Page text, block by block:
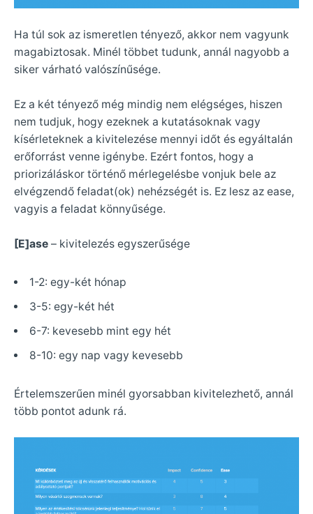
Ha túl sok az ismeretlen tényező, akkor nem vagyunk
magabiztosak. Minél többet tudunk, annál nagyobb a
siker várható valószínűsége.
Ez a két tényező még mindig nem elégséges, hiszen
nem tudjuk, hogy ezeknek a kutatásoknak vagy
kísérleteknek a kivitelezése mennyi időt és egyáltalán
erőforrást venne igénybe. Ezért fontos, hogy a
priorizáláskor történő mérlegelésbe vonjuk bele az
elvégzendő feladat(ok) nehézségét is. Ez lesz az ease,
vagyis a feladat könnyűsége.
[E]ase – kivitelezés egyszerűsége
1-2: egy-két hónap
3-5: egy-két hét
6-7: kevesebb mint egy hét
8-10: egy nap vagy kevesebb
Értelemszerűen minél gyorsabban kivitelezhető, annál
több pontot adunk rá.